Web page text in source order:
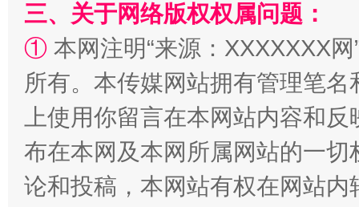
国家大学科技园优化重塑工作
三、关于网络版权权属问题：
① 本网注明“来源：XXXXXXX
所有。本传媒网站拥有管理笔
上使用你留言在本网站内容和
布在本网及本网所属网站的一
论和投稿，本网站有权在网站